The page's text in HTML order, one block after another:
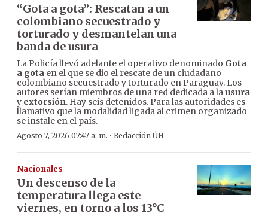
“Gota a gota”: Rescatan a un
colombiano secuestrado y
torturado y desmantelan una
banda de usura
La Policía llevó adelante el operativo denominado Gota
a gota en el que se dio el rescate de un ciudadano
colombiano secuestrado y torturado en Paraguay. Los
autores serían miembros de una red dedicada a lausura
y extorsión. Hay seis detenidos. Para las autoridades es
llamativo que la modalidad ligada al crimen organizado
se instale en el país.
Agosto 7, 2026 07:47 a. m. · Redacción ÚH
Nacionales
Un descenso de la
temperatura llega este
viernes, en torno a los 13°C